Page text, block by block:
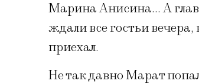
Марина Анисина… А
ждали все гостьи
приехал.
Не так давно Марат